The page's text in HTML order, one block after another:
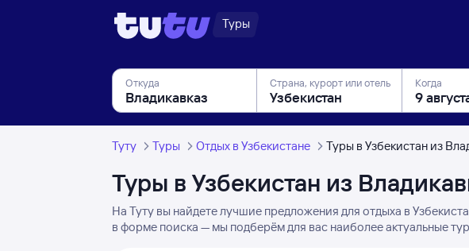
Туры
Откуда Страна, курорт или отель Когда
Туту Туры Отдых в Узбекистане Туры в Узбекистан из
Туры в Узбекистан из
На Туту вы найдете лучшие предложения для отдыха в
в форме поиска — мы подберём для вас наиболее актуальные